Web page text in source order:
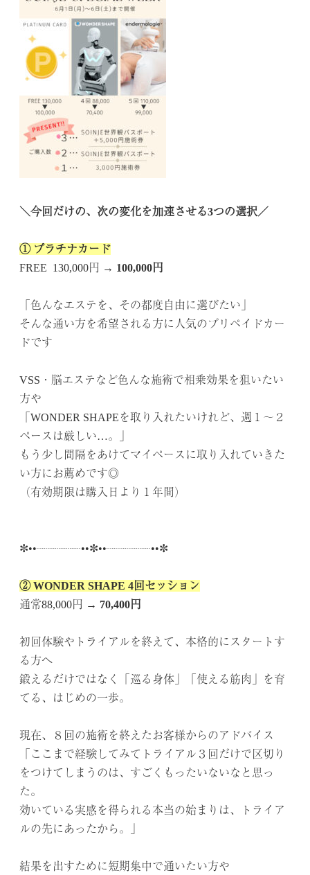
＼今回だけの、次の変化を加速させる3つの選択／
① プラチナカード
FREE 130,000円 → 100,000円
「色んなエステを、その都度自由に選びたい」
そんな通い方を希望される方に人気のプリペイドカー
ドです
VSS・脳エステなど色んな施術で相乗効果を狙いたい
方や
「WONDER SHAPEを取り入れたいけれど、週１～２
ペースは厳しい…。」
もう少し間隔をあけてマイペースに取り入れていきた
い方にお薦めです◎
（有効期限は購入日より１年間）
✼••┈┈┈┈••✼••┈┈┈┈••✼
② WONDER SHAPE 4回セッション
通常88,000円 → 70,400円
初回体験やトライアルを終えて、本格的にスタートす
る方へ
鍛えるだけではなく「巡る身体」「使える筋肉」を育
てる、はじめの一歩。
現在、８回の施術を終えたお客様からのアドバイス
「ここまで経験してみてトライアル３回だけで区切り
をつけてしまうのは、すごくもったいないなと思っ
た。
効いている実感を得られる本当の始まりは、トライア
ルの先にあったから。」
結果を出すために短期集中で通いたい方や